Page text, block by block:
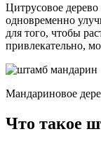
Цитрусовое
одновременно
для того, чтобы
привлекательно,
Мандариновое
Что такое